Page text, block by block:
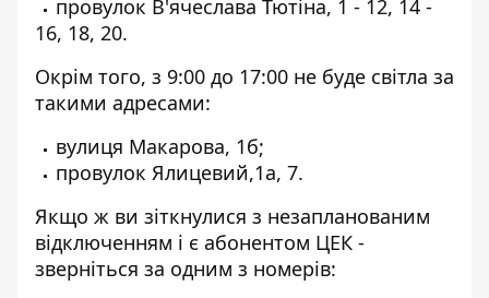
провулок В'ячеслава Тютіна, 1 - 12, 14 -
16, 18, 20.
Окрім того, з 9:00 до 17:00 не буде світла за
такими адресами:
вулиця Макарова, 1б;
провулок Ялицевий,1а, 7.
Якщо ж ви зіткнулися з незапланованим
відключенням і є абонентом ЦЕК -
зверніться за одним з номерів: